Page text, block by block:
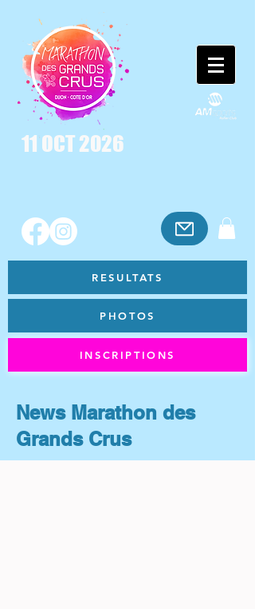
11 OCT 2026
RESULTATS
PHOTOS
INSCRIPTIONS
News Marathon des
Grands Crus